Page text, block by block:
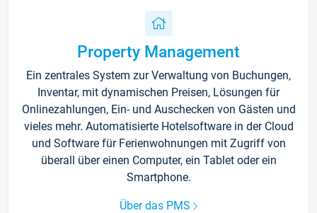
Property Management
Ein zentrales System zur Verwaltung von Buchungen,
Inventar, mit dynamischen Preisen, Lösungen für
Onlinezahlungen, Ein- und Auschecken von Gästen und
vieles mehr. Automatisierte Hotelsoftware in der Cloud
und Software für Ferienwohnungen mit Zugriff von
überall über einen Computer, ein Tablet oder ein
Smartphone.
Über das PMS